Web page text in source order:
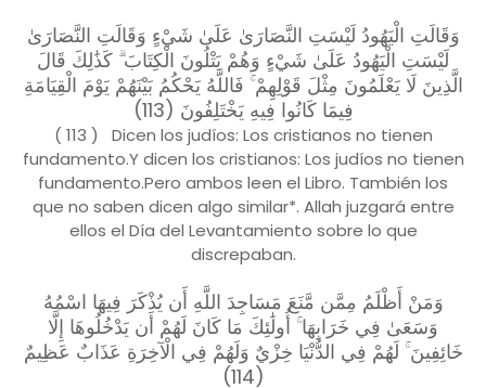
وَقَالَتِ الْيَهُودُ لَيْسَتِ النَّصَارَىٰ عَلَىٰ شَيْءٍ وَقَالَتِ النَّصَارَىٰ
لَيْسَتِ الْيَهُودُ عَلَىٰ شَيْءٍ وَهُمْ يَتْلُونَ الْكِتَابَ ۗ كَذَٰلِكَ قَالَ
الَّذِينَ لَا يَعْلَمُونَ مِثْلَ قَوْلِهِمْ ۚ فَاللَّهُ يَحْكُمُ بَيْنَهُمْ يَوْمَ الْقِيَامَةِ
فِيمَا كَانُوا فِيهِ يَخْتَلِفُونَ (113)
( 113 ) Dicen los judíos: Los cristianos no tienen
fundamento.Y dicen los cristianos: Los judíos no tienen
fundamento.Pero ambos leen el Libro. También los
que no saben dicen algo similar*. Allah juzgará entre
ellos el Día del Levantamiento sobre lo que
discrepaban.
وَمَنْ أَظْلَمُ مِمَّن مَّنَعَ مَسَاجِدَ اللَّهِ أَن يُذْكَرَ فِيهَا اسْمُهُ
وَسَعَىٰ فِي خَرَابِهَا ۚ أُولَٰئِكَ مَا كَانَ لَهُمْ أَن يَدْخُلُوهَا إِلَّا
خَائِفِينَ ۚ لَهُمْ فِي الدُّنْيَا خِزْيٌ وَلَهُمْ فِي الْآخِرَةِ عَذَابٌ عَظِيمٌ
(114)